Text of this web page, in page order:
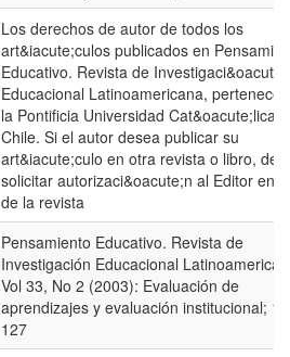
Los derechos de autor de todos los
art&iacute;culos publicados en
Educativo. Revista de
Educacional Latinoamericana,
la Pontificia Universidad Cat&oacute;lica
Chile. Si el autor desea publicar su
art&iacute;culo en otra revista o libro,
solicitar autorizaci&oacute;n al Editor en
de la revista
Pensamiento Educativo. Revista de
Investigación Educacional
Vol 33, No 2 (2003): Evaluación de
aprendizajes y evaluación institucional;
127